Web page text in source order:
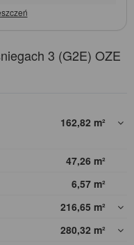
3 (G2E) OZE
162,82 m²
47,26 m²
6,57 m²
216,65 m²
280,32 m²